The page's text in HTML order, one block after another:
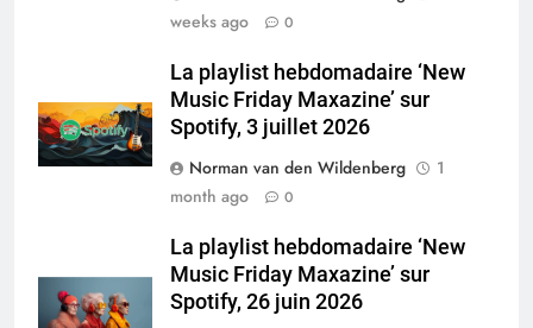
weeks ago
0
La playlist hebdomadaire ‘New
Music Friday Maxazine’ sur
Spotify, 3 juillet 2026
Norman van den Wildenberg
1
month ago
0
La playlist hebdomadaire ‘New
Music Friday Maxazine’ sur
Spotify, 26 juin 2026